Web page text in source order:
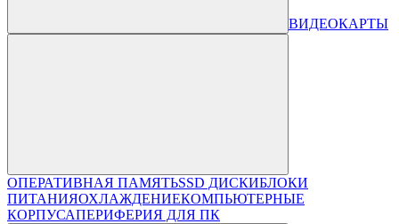
ВИДЕОКАРТЫ
ОПЕРАТИВНАЯ ПАМЯТЬSSD ДИСКИБЛОКИ
ПИТАНИЯОХЛАЖДЕНИЕКОМПЬЮТЕРНЫЕ
КОРПУСАПЕРИФЕРИЯ ДЛЯ ПК